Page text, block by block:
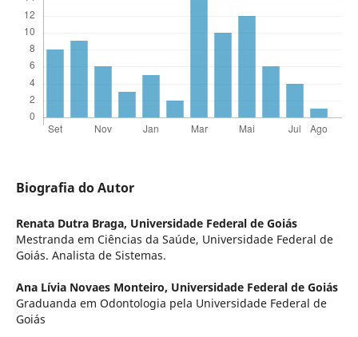
Biografia do Autor
Renata Dutra Braga, Universidade Federal de Goiás
Mestranda em Ciências da Saúde, Universidade Federal de
Goiás. Analista de Sistemas.
Ana Lívia Novaes Monteiro, Universidade Federal de Goiás
Graduanda em Odontologia pela Universidade Federal de
Goiás